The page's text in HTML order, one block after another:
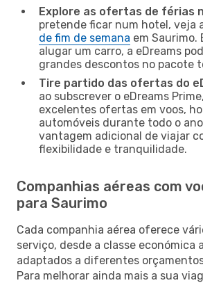
Explore as ofertas de férias
pretende ficar num hotel, veja
de fim de semana em Saurimo.
alugar um carro, a eDreams
grandes descontos no pacote
Tire partido das ofertas do
ao subscrever o eDreams
excelentes ofertas em voos,
automóveis durante todo o
vantagem adicional de viajar
flexibilidade e tranquilidade.
Companhias aéreas com
para Saurimo
Cada companhia aérea oferece
serviço, desde a classe económica
adaptados a diferentes
Para melhorar ainda mais a sua